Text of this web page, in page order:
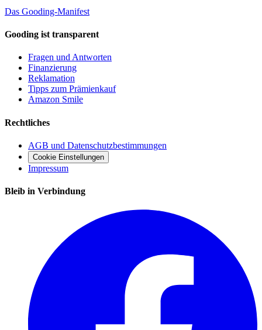
Das Gooding-Manifest
Gooding ist transparent
Fragen und Antworten
Finanzierung
Reklamation
Tipps zum Prämienkauf
Amazon Smile
Rechtliches
AGB und Datenschutzbestimmungen
Cookie Einstellungen
Impressum
Bleib in Verbindung